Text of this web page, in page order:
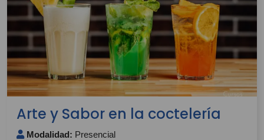
Arte y Sabor en la coctelería
Modalidad: Presencial